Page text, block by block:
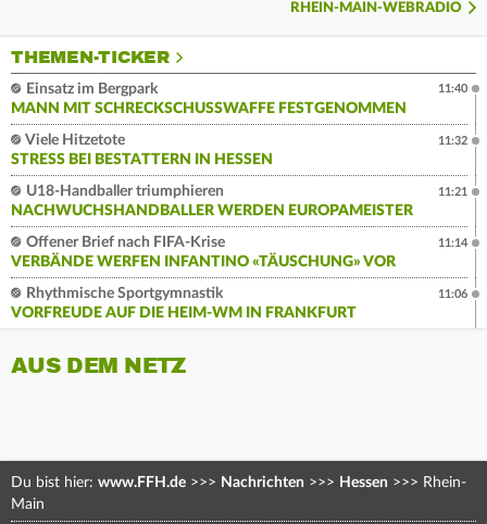
RHEIN-MAIN-WEBRADIO
THEMEN-TICKER
Einsatz im Bergpark
MANN MIT SCHRECKSCHUSSWAFFE FESTGENOMMEN
11:40
Viele Hitzetote
STRESS BEI BESTATTERN IN HESSEN
11:32
U18-Handballer triumphieren
NACHWUCHSHANDBALLER WERDEN EUROPAMEISTER
11:21
Offener Brief nach FIFA-Krise
VERBÄNDE WERFEN INFANTINO «TÄUSCHUNG» VOR
11:14
Rhythmische Sportgymnastik
VORFREUDE AUF DIE HEIM-WM IN FRANKFURT
11:06
AUS DEM NETZ
Du bist hier: www.FFH.de >>> Nachrichten >>> Hessen >>> Rhein-
Main